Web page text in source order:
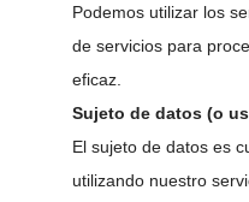
Podemos utilizar los
de servicios para
eficaz.
Sujeto de datos (o
El sujeto de datos es
utilizando nuestro